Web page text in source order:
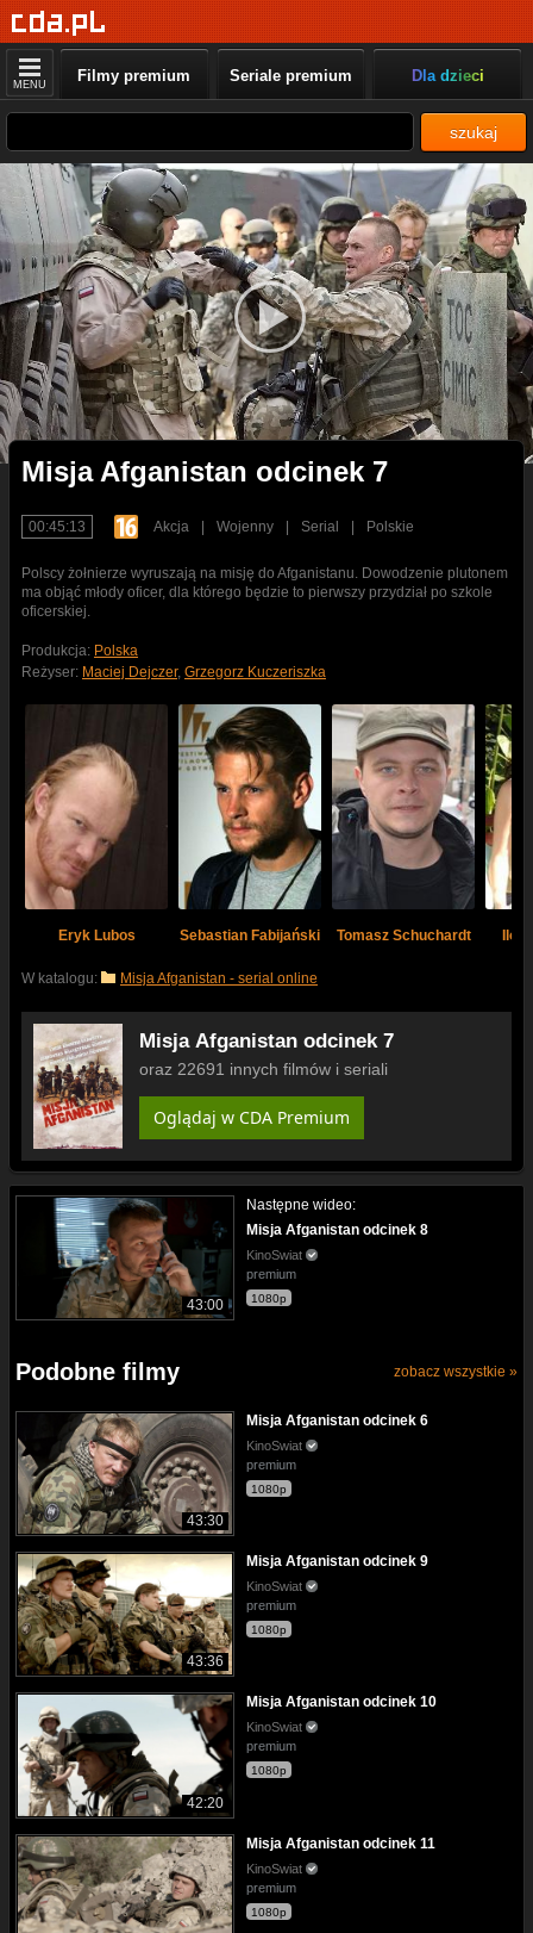
MENU Filmy premium Seriale premium Dla dzieci
szukaj
Misja Afganistan odcinek 7
00:45:13 Akcja Wojenny Serial Polskie
Polscy żołnierze wyruszają na misję do Afganistanu. Dowodzenie plutonem
ma objąć młody oficer, dla którego będzie to pierwszy przydział po szkole
oficerskiej.
Produkcja: Polska
Reżyser: Maciej Dejczer, Grzegorz Kuczeriszka
Eryk Lubos Sebastian Fabijański Tomasz Schuchardt
W katalogu: Misja Afganistan - serial online
Misja Afganistan odcinek 7
oraz 22691 innych filmów i seriali
Oglądaj w CDA Premium
43:00
Następne wideo:
Misja Afganistan odcinek 8
KinoSwiat
premium
1080p
Podobne filmy zobacz wszystkie »
43:30
Misja Afganistan odcinek 6
KinoSwiat
premium
1080p
43:36
Misja Afganistan odcinek 9
KinoSwiat
premium
1080p
42:20
Misja Afganistan odcinek 10
KinoSwiat
premium
1080p
Misja Afganistan odcinek 11
KinoSwiat
premium
1080p